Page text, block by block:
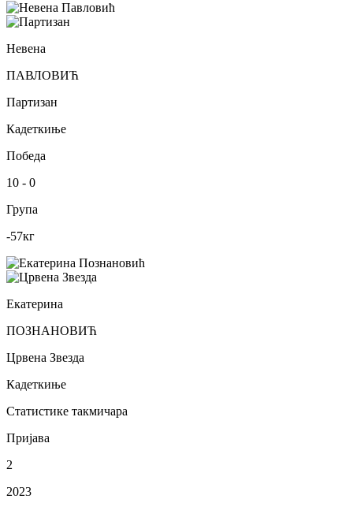
Невена
ПАВЛОВИЋ
Партизан
Кадеткиње
Победа
10 - 0
Група
-57кг
Екатерина
ПОЗНАНОВИЋ
Црвена Звезда
Кадеткиње
Статистике такмичара
Пријава
2
2023